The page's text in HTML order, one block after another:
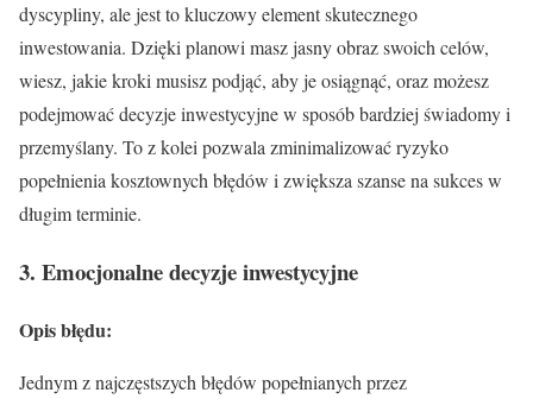
dyscypliny, ale jest to kluczowy element skutecznego
inwestowania. Dzięki planowi masz jasny obraz swoich celów,
wiesz, jakie kroki musisz podjąć, aby je osiągnąć, oraz możesz
podejmować decyzje inwestycyjne w sposób bardziej świadomy i
przemyślany. To z kolei pozwala zminimalizować ryzyko
popełnienia kosztownych błędów i zwiększa szanse na sukces w
długim terminie.
3. Emocjonalne decyzje inwestycyjne
Opis błędu:
Jednym z najczęstszych błędów popełnianych przez